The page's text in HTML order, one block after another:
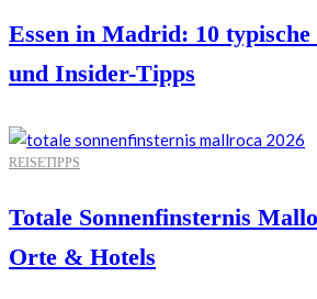
Essen in Madrid: 10 typische
und Insider-Tipps
REISETIPPS
Totale Sonnenfinsternis
Orte & Hotels